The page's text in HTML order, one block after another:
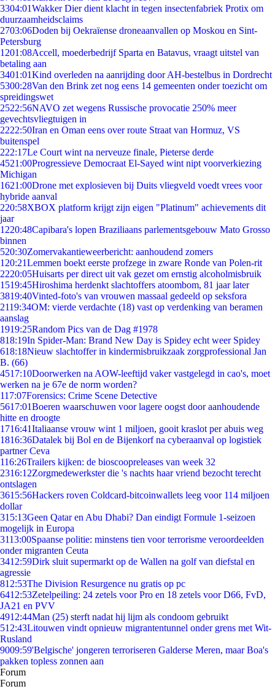
3304:01Wakker Dier dient klacht in tegen insectenfabriek Protix om
duurzaamheidsclaims
2703:06Doden bij Oekraïense droneaanvallen op Moskou en Sint-
Petersburg
1201:08Accell, moederbedrijf Sparta en Batavus, vraagt uitstel van
betaling aan
3401:01Kind overleden na aanrijding door AH-bestelbus in Dordrecht
5300:28Van den Brink zet nog eens 14 gemeenten onder toezicht om
spreidingswet
2522:56NAVO zet wegens Russische provocatie 250% meer
gevechtsvliegtuigen in
2222:50Iran en Oman eens over route Straat van Hormuz, VS
buitenspel
222:17Le Court wint na nerveuze finale, Pieterse derde
4521:00Progressieve Democraat El-Sayed wint nipt voorverkiezing
Michigan
1621:00Drone met explosieven bij Duits vliegveld voedt vrees voor
hybride aanval
220:58XBOX platform krijgt zijn eigen "Platinum" achievements dit
jaar
1220:48Capibara's lopen Braziliaans parlementsgebouw Mato Grosso
binnen
520:30Zomervakantieweerbericht: aanhoudend zomers
1 20:21Lemmen boekt eerste profzege in zware Ronde van Polen-rit
2220:05Huisarts per direct uit vak gezet om ernstig alcoholmisbruik
1519:45Hiroshima herdenkt slachtoffers atoombom, 81 jaar later
3819:40Vinted-foto's van vrouwen massaal gedeeld op seksfora
2119:34OM: vierde verdachte (18) vast op verdenking van beramen
aanslag
1919:25Random Pics van de Dag #1978
818:19In Spider-Man: Brand New Day is Spidey echt weer Spidey
618:18Nieuw slachtoffer in kindermisbruikzaak zorgprofessional Jan
B. (66)
4517:10Doorwerken na AOW-leeftijd vaker vastgelegd in cao's, moet
werken na je 67e de norm worden?
117:07Forensics: Crime Scene Detective
5617:01Boeren waarschuwen voor lagere oogst door aanhoudende
hitte en droogte
1716:41Italiaanse vrouw wint 1 miljoen, gooit kraslot per abuis weg
1816:36Datalek bij Bol en de Bijenkorf na cyberaanval op logistiek
partner Ceva
116:26Trailers kijken: de bioscoopreleases van week 32
2316:12Zorgmedewerkster die 's nachts haar vriend bezocht terecht
ontslagen
3615:56Hackers roven Coldcard-bitcoinwallets leeg voor 114 miljoen
dollar
315:13Geen Qatar en Abu Dhabi? Dan eindigt Formule 1-seizoen
mogelijk in Europa
3113:00Spaanse politie: minstens tien voor terrorisme veroordeelden
onder migranten Ceuta
3412:59Dirk sluit supermarkt op de Wallen na golf van diefstal en
agressie
812:53The Division Resurgence nu gratis op pc
6412:53Zetelpeiling: 24 zetels voor Pro en 18 zetels voor D66, FvD,
JA21 en PVV
4912:44Man (25) sterft nadat hij lijm als condoom gebruikt
512:43Litouwen vindt opnieuw migrantentunnel onder grens met Wit-
Rusland
9009:59'Belgische' jongeren terroriseren Galderse Meren, maar Boa's
pakken topless zonnen aan
Forum
Forum